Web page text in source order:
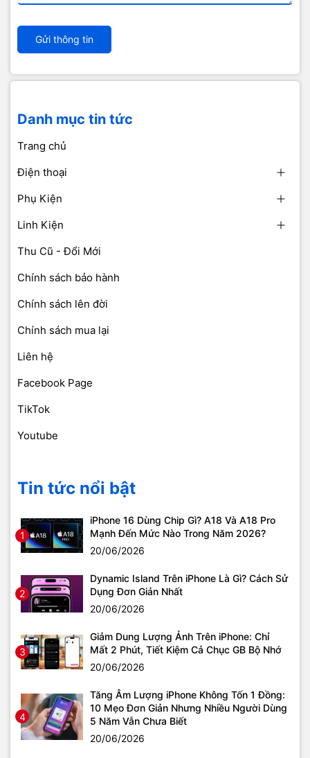
Gửi thông tin
Danh mục tin tức
Trang chủ
Điện thoại
Phụ Kiện
Linh Kiện
Thu Cũ - Đổi Mới
Chính sách bảo hành
Chính sách lên đời
Chính sách mua lại
Liên hệ
Facebook Page
TikTok
Youtube
Tin tức nổi bật
1
iPhone 16 Dùng Chip Gì? A18 Và A18 Pro
Mạnh Đến Mức Nào Trong Năm 2026?
20/06/2026
2
Dynamic Island Trên iPhone Là Gì? Cách Sử
Dụng Đơn Giản Nhất
20/06/2026
3
Giảm Dung Lượng Ảnh Trên iPhone: Chỉ
Mất 2 Phút, Tiết Kiệm Cả Chục GB Bộ Nhớ
20/06/2026
4
Tăng Âm Lượng iPhone Không Tốn 1 Đồng:
10 Mẹo Đơn Giản Nhưng Nhiều Người Dùng
5 Năm Vẫn Chưa Biết
20/06/2026